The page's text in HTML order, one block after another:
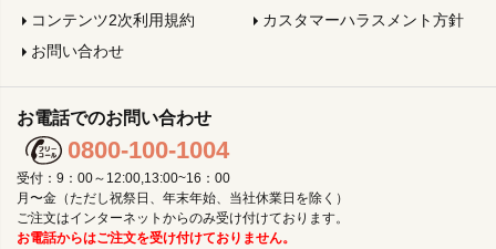
コンテンツ2次利用規約
カスタマーハラスメント方針
お問い合わせ
お電話でのお問い合わせ
0800-100-1004
受付：9：00～12:00,13:00~16：00
月〜金（ただし祝祭日、年末年始、当社休業日を除く）
ご注文はインターネットからのみ受け付けております。
お電話からはご注文を受け付けておりません。